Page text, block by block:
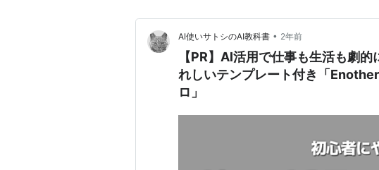
AI使いサトシのAI教科書 • 2年前
【PR】AI活用で仕事も生活も劇
れしいテンプレート付き「
ロ」